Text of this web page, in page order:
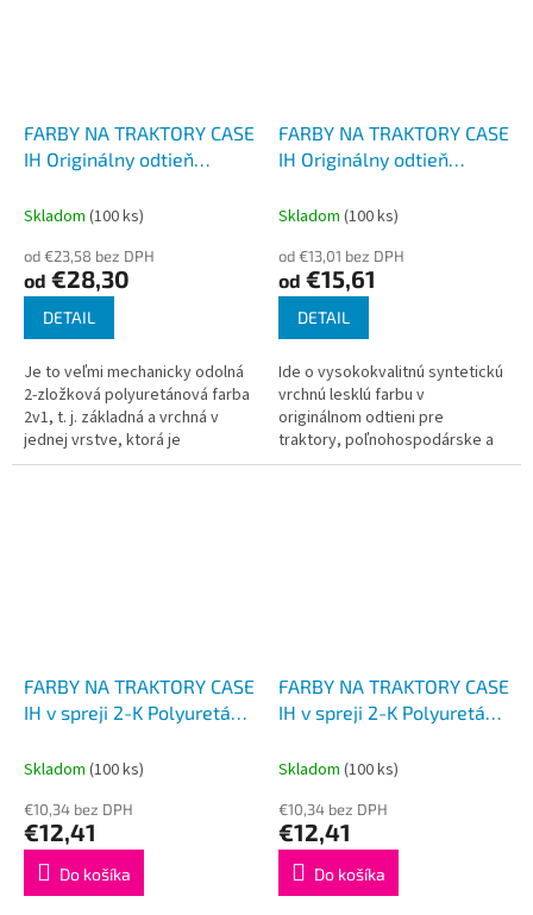
FARBY NA TRAKTORY CASE
IH Originálny odtieň
Polyuretán, SET s tužidlom
Skladom (100 ks)
od €23,58 bez DPH
od €28,30
DETAIL
Je to veľmi mechanicky odolná
2-zložková polyuretánová farba
2v1, t. j. základná a vrchná v
jednej vrstve, ktorá je
vytvrdená a používa sa na
FARBY NA TRAKTORY CASE
IH Originálny odtieň
Syntetická
Skladom (100 ks)
od €13,01 bez DPH
od €15,61
DETAIL
Ide o vysokokvalitnú syntetickú
vrchnú lesklú farbu v
originálnom odtieni pre
traktory, poľnohospodárske a
stavebné stroje. Tento typ
FARBY NA TRAKTORY CASE
IH v spreji 2-K Polyuretán,
Skladom (100 ks)
€10,34 bez DPH
€12,41
Do košíka
FARBY NA TRAKTORY CASE
IH v spreji 2-K Polyuretán,
Skladom (100 ks)
€10,34 bez DPH
€12,41
Do košíka